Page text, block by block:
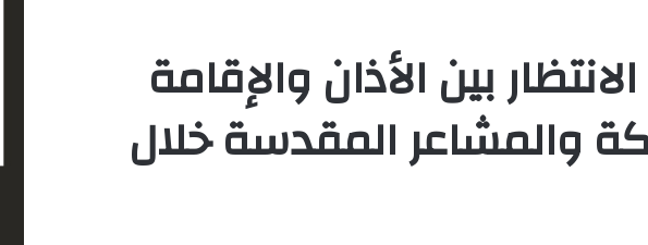
بين الأذان والإقامة
والمشاعر المقدسة خلال